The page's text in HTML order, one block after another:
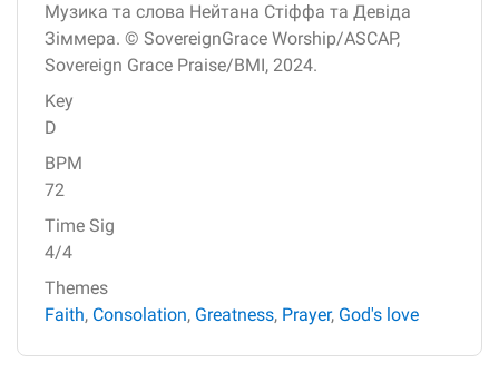
Музика та слова Нейтана Стіффа та Девіда
Зіммера. © SovereignGrace Worship/ASCAP,
Sovereign Grace Praise/BMI, 2024.
Key
D
BPM
72
Time Sig
4/4
Themes
Faith, Consolation, Greatness, Prayer, God's love